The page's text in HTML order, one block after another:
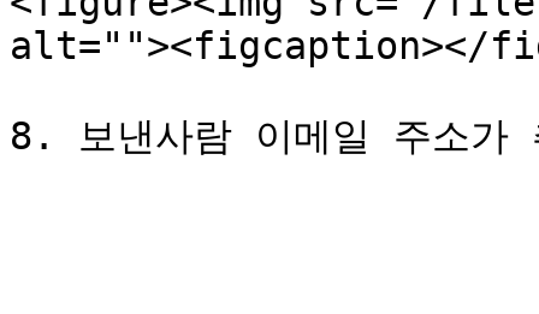
alt=""><figcaption></